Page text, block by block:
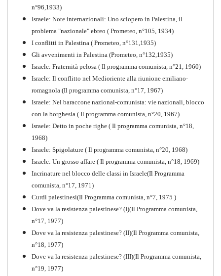
Storia della Sinistra
Comunista V
n°96,1933)
Israele: Note internazionali: Uno sciopero in Palestina, il
problema "nazionale" ebreo ( Prometeo, n°105, 1934)
I conflitti in Palestina ( Prometeo, n°131,1935)
Gli avvenimenti in Palestina (Prometeo, n°132,1935)
Israele: Fraternità pelosa ( Il programma comunista, n°21, 1960)
Israele: Il conflitto nel Medioriente alla riunione emiliano-
romagnola (Il programma comunista, n°17, 1967)
Israele: Nel baraccone nazional-comunista: vie nazionali, blocco
con la borghesia ( Il programma comunista, n°20, 1967)
Israele: Detto in poche righe ( Il programma comunista, n°18,
1968)
Israele: Spigolature ( Il programma comunista, n°20, 1968)
Israele: Un grosso affare ( Il programma comunista, n°18, 1969)
Incrinature nel blocco delle classi in Israele(Il Programma
comunista, n°17, 1971)
Curdi palestinesi(Il Programma comunista, n°7, 1975 )
Dove va la resistenza palestinese? (I)(Il Programma comunista,
n°17, 1977)
Dove va la resistenza palestinese? (II)(Il Programma comunista,
n°18, 1977)
Dove va la resistenza palestinese? (III)(Il Programma comunista,
n°19, 1977)